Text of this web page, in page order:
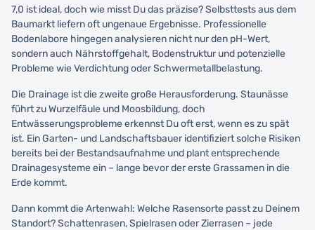
7,0 ist ideal, doch wie misst Du das präzise? Selbsttests aus dem
Baumarkt liefern oft ungenaue Ergebnisse. Professionelle
Bodenlabore hingegen analysieren nicht nur den pH-Wert,
sondern auch Nährstoffgehalt, Bodenstruktur und potenzielle
Probleme wie Verdichtung oder Schwermetallbelastung.
Die Drainage ist die zweite große Herausforderung. Staunässe
führt zu Wurzelfäule und Moosbildung, doch
Entwässerungsprobleme erkennst Du oft erst, wenn es zu spät
ist. Ein Garten- und Landschaftsbauer identifiziert solche Risiken
bereits bei der Bestandsaufnahme und plant entsprechende
Drainagesysteme ein – lange bevor der erste Grassamen in die
Erde kommt.
Dann kommt die Artenwahl: Welche Rasensorte passt zu Deinem
Standort? Schattenrasen, Spielrasen oder Zierrasen – jede